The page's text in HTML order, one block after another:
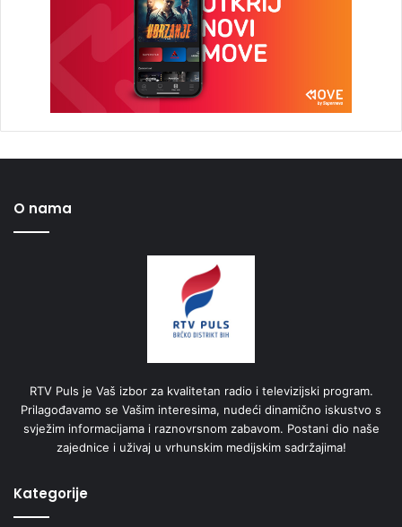
O nama
RTV Puls je Vaš izbor za kvalitetan radio i televizijski program.
Prilagođavamo se Vašim interesima, nudeći dinamično iskustvo s
svježim informacijama i raznovrsnom zabavom. Postani dio naše
zajednice i uživaj u vrhunskim medijskim sadržajima!
Kategorije